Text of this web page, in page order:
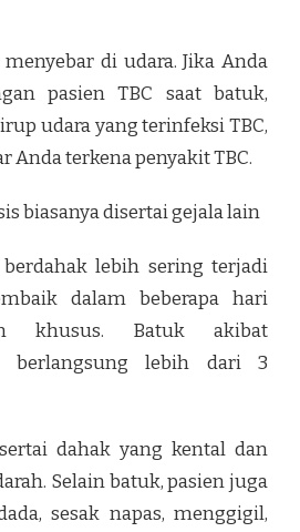
di udara. Jika Anda
pasien TBC saat batuk,
udara yang terinfeksi TBC,
Anda terkena penyakit TBC.
biasanya disertai gejala lain
lebih sering terjadi
dalam beberapa hari
khusus. Batuk akibat
berlangsung lebih dari 3
dahak yang kental dan
Selain batuk, pasien juga
sesak napas, menggigil,